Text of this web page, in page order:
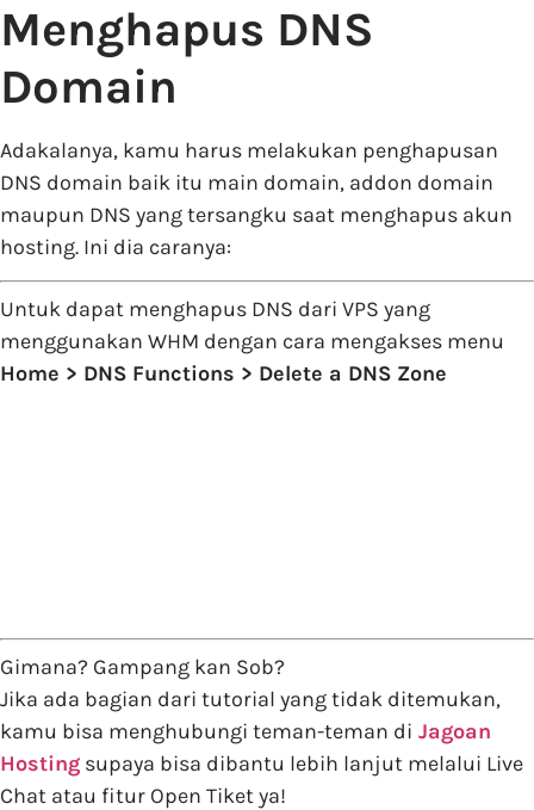
Menghapus DNS
Domain
Adakalanya, kamu harus melakukan penghapusan
DNS domain baik itu main domain, addon domain
maupun DNS yang tersangku saat menghapus akun
hosting. Ini dia caranya:
Untuk dapat menghapus DNS dari VPS yang
menggunakan WHM dengan cara mengakses menu
Home > DNS Functions > Delete a DNS Zone
Gimana? Gampang kan Sob?
Jika ada bagian dari tutorial yang tidak ditemukan,
kamu bisa menghubungi teman-teman di Jagoan
Hosting supaya bisa dibantu lebih lanjut melalui Live
Chat atau fitur Open Tiket ya!